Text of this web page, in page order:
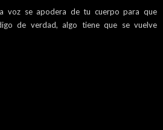
voz se apodera de tu cuerpo para que
de verdad, algo tiene que se vuelve